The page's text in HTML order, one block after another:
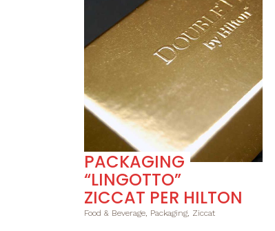
VAI
PACKAGING
“LINGOTTO”
ZICCAT PER HILTON
Food & Beverage, Packaging, Ziccat